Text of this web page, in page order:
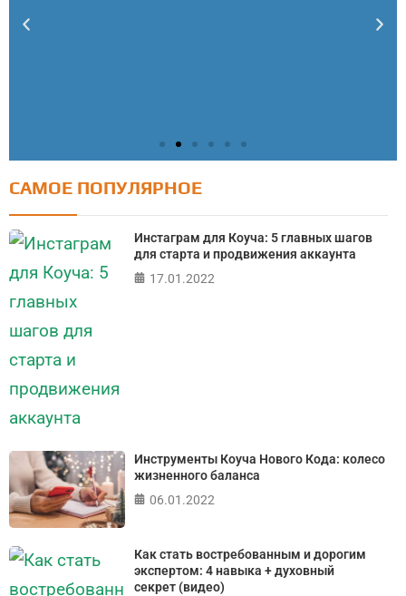
Тест: Как я контролирую свою жизнь?
Джулиана Роттера
САМОЕ ПОПУЛЯРНОЕ
Инстаграм для Коуча: 5 главных шагов
для старта и продвижения аккаунта
17.01.2022
Инструменты Коуча Нового Кода: колесо
жизненного баланса
06.01.2022
Как стать востребованным и дорогим
экспертом: 4 навыка + духовный
секрет (видео)